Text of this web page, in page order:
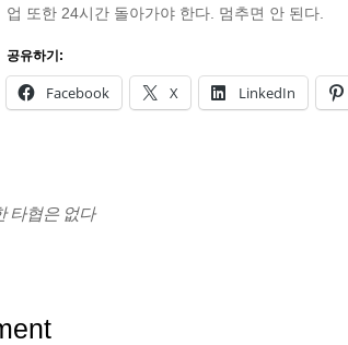
업 또한 24시간 돌아가야 한다. 멈추면 안 된다.
공유하기:
Facebook X LinkedIn
타협은 없다